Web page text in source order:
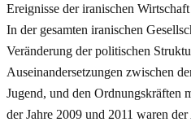
Ereignisse der iranischen
In der gesamten iranischen
Veränderung der politischen
Auseinandersetzungen zwischen
Jugend, und den Ordnungskräften
der Jahre 2009 und 2011 waren